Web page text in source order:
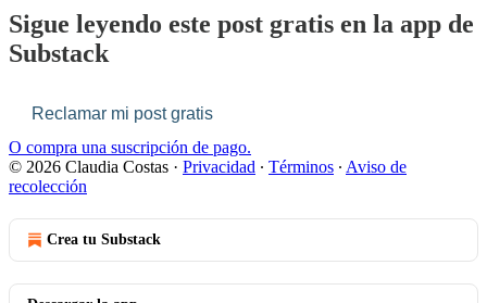
Sigue leyendo este post gratis en la app de
Substack
Reclamar mi post gratis
O compra una suscripción de pago.
© 2026 Claudia Costas · Privacidad ∙ Términos ∙ Aviso de
recolección
Crea tu Substack